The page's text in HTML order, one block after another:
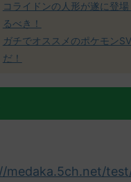
コライドンの人形が遂に登
るべき！
ガチでオススメのポケモン
だ！
medaka.5ch.net/